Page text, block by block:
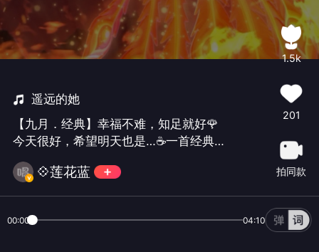
遥远的她
【九月．经典】幸福不难，知足就好🌹
今天很好，希望明天也是…☕️一首经典粤
语老歌送给你们😊#致敬经典#女生伴奏
男生曲调凑合听😂
💠莲花蓝
1.5k
201
拍同款
00:00 04:10